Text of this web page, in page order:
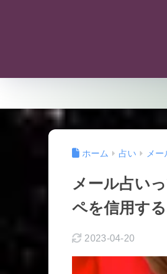
ホーム 占い メ
メール占い
ペを信用する
2023-04-20